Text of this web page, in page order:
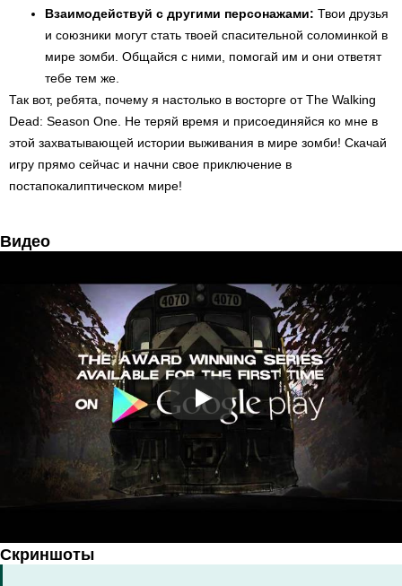
Взаимодействуй с другими персонажами: Твои друзья
и союзники могут стать твоей спасительной соломинкой в
мире зомби. Общайся с ними, помогай им и они ответят
тебе тем же.
Так вот, ребята, почему я настолько в восторге от The Walking
Dead: Season One. Не теряй время и присоединяйся ко мне в
этой захватывающей истории выживания в мире зомби! Скачай
игру прямо сейчас и начни свое приключение в
постапокалиптическом мире!
Видео
Скриншоты